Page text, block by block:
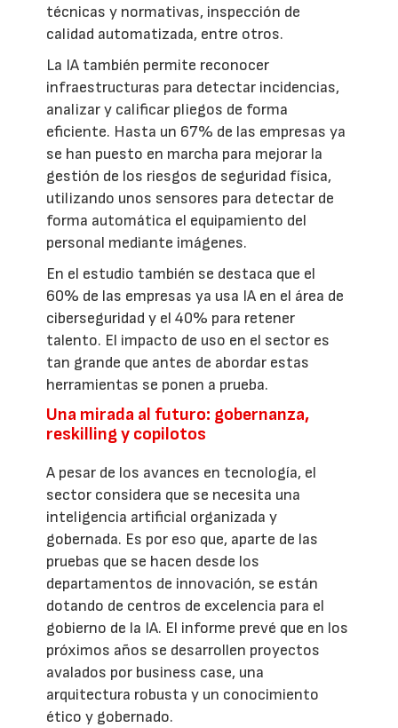
técnicas y normativas, inspección de
calidad automatizada, entre otros.
La IA también permite reconocer
infraestructuras para detectar incidencias,
analizar y calificar pliegos de forma
eficiente. Hasta un 67% de las empresas ya
se han puesto en marcha para mejorar la
gestión de los riesgos de seguridad física,
utilizando unos sensores para detectar de
forma automática el equipamiento del
personal mediante imágenes.
En el estudio también se destaca que el
60% de las empresas ya usa IA en el área de
ciberseguridad y el 40% para retener
talento. El impacto de uso en el sector es
tan grande que antes de abordar estas
herramientas se ponen a prueba.
Una mirada al futuro: gobernanza,
reskilling y copilotos
A pesar de los avances en tecnología, el
sector considera que se necesita una
inteligencia artificial organizada y
gobernada. Es por eso que, aparte de las
pruebas que se hacen desde los
departamentos de innovación, se están
dotando de centros de excelencia para el
gobierno de la IA. El informe prevé que en los
próximos años se desarrollen proyectos
avalados por business case, una
arquitectura robusta y un conocimiento
ético y gobernado.